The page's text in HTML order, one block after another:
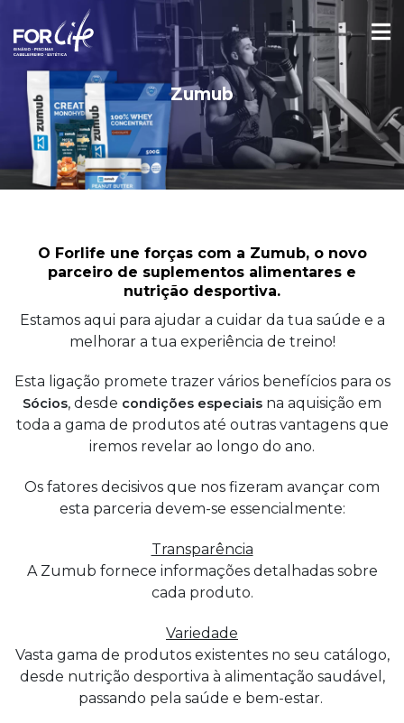
Zumub
O Forlife une forças com a Zumub, o novo
parceiro de suplementos alimentares e
nutrição desportiva.
Estamos aqui para ajudar a cuidar da tua saúde e a
melhorar a tua experiência de treino!
Esta ligação promete trazer vários benefícios para os
Sócios, desde condições especiais na aquisição em
toda a gama de produtos até outras vantagens que
iremos revelar ao longo do ano.
Os fatores decisivos que nos fizeram avançar com
esta parceria devem-se essencialmente:
Transparência
A Zumub fornece informações detalhadas sobre
cada produto.
Variedade
Vasta gama de produtos existentes no seu catálogo,
desde nutrição desportiva à alimentação saudável,
passando pela saúde e bem-estar.